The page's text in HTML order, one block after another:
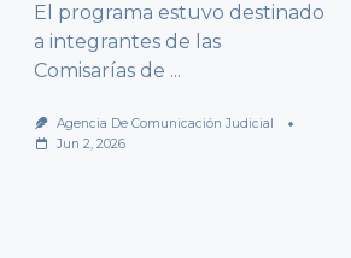
El programa estuvo destinado
a integrantes de las
Comisarías de ...
Agencia De Comunicación Judicial
Jun 2, 2026